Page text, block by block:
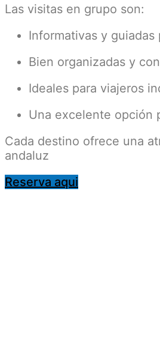
Las visitas en grupo son:
Informativas y
Bien organizadas y
Ideales para viajeros
Una excelente opción
Cada destino ofrece una
andaluz
Reserva aqui